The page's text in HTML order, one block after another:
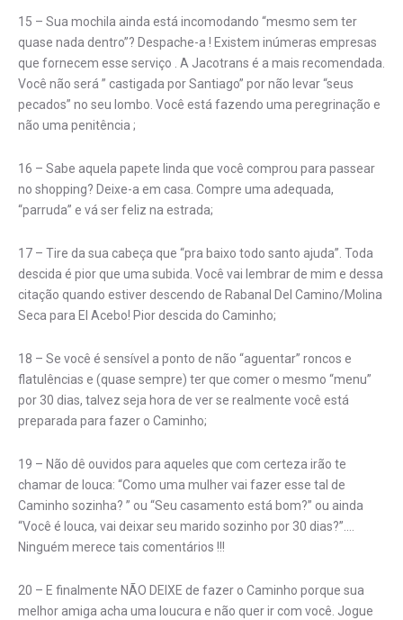
15 – Sua mochila ainda está incomodando “mesmo sem ter
quase nada dentro”? Despache-a ! Existem inúmeras empresas
que fornecem esse serviço . A Jacotrans é a mais recomendada.
Você não será ” castigada por Santiago” por não levar “seus
pecados” no seu lombo. Você está fazendo uma peregrinação e
não uma penitência ;
16 – Sabe aquela papete linda que você comprou para passear
no shopping? Deixe-a em casa. Compre uma adequada,
“parruda” e vá ser feliz na estrada;
17 – Tire da sua cabeça que “pra baixo todo santo ajuda”. Toda
descida é pior que uma subida. Você vai lembrar de mim e dessa
citação quando estiver descendo de Rabanal Del Camino/Molina
Seca para El Acebo! Pior descida do Caminho;
18 – Se você é sensível a ponto de não “aguentar” roncos e
flatulências e (quase sempre) ter que comer o mesmo “menu”
por 30 dias, talvez seja hora de ver se realmente você está
preparada para fazer o Caminho;
19 – Não dê ouvidos para aqueles que com certeza irão te
chamar de louca: “Como uma mulher vai fazer esse tal de
Caminho sozinha? ” ou “Seu casamento está bom?” ou ainda
“Você é louca, vai deixar seu marido sozinho por 30 dias?”….
Ninguém merece tais comentários !!!
20 – E finalmente NÃO DEIXE de fazer o Caminho porque sua
melhor amiga acha uma loucura e não quer ir com você. Jogue